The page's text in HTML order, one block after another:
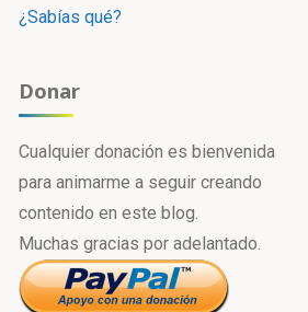
¿Sabías qué?
Donar
Cualquier donación es bienvenida
para animarme a seguir creando
contenido en este blog.
Muchas gracias por adelantado.